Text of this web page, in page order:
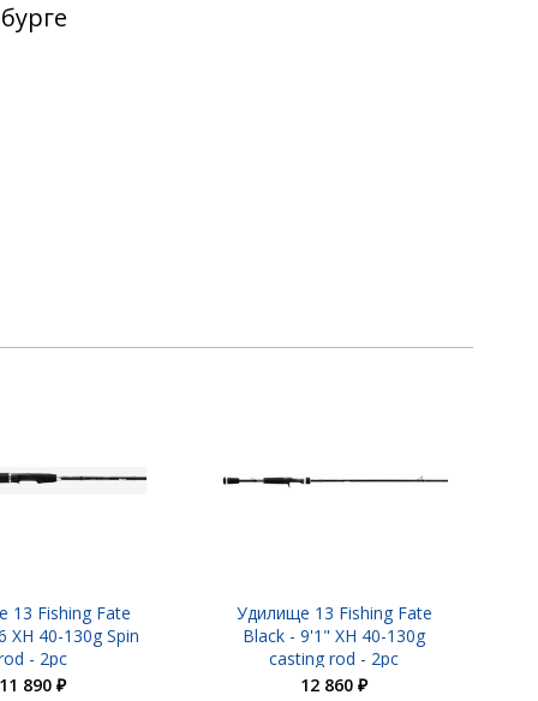
13 Fishing Fate
XH 40-130g Spin
- 2pc
11 890 ₽
Удилище 13 Fishing Fate
Black - 9'1" XH 40-130g
casting rod - 2pc
12 860 ₽